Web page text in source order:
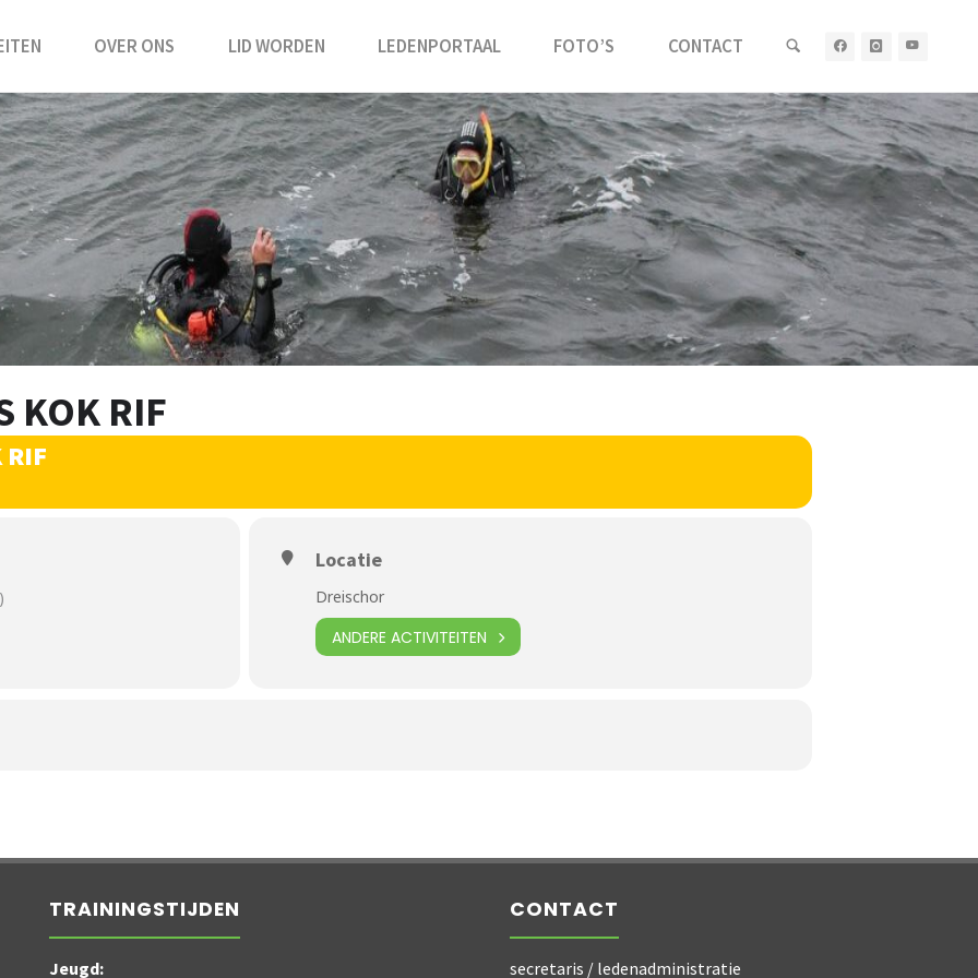
OVER ONS LID WORDEN LEDENPORTAAL FOTO’S CONTACT
KOK RIF
RIF
Locatie
Dreischor
ANDERE ACTIVITEITEN
TRAININGSTIJDEN
Jeugd:
CONTACT
secretaris / ledenadministratie